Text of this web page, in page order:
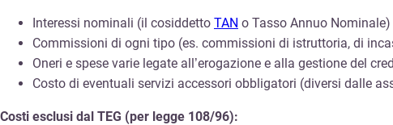
Interessi nominali (il cosiddetto TAN o Tasso Annuo Nominale)
Commissioni di ogni tipo (es. commissioni di istruttoria, di
Oneri e spese varie legate all’erogazione e alla gestione del
Costo di eventuali servizi accessori obbligatori (diversi dalle
Costi esclusi dal TEG (per legge 108/96):